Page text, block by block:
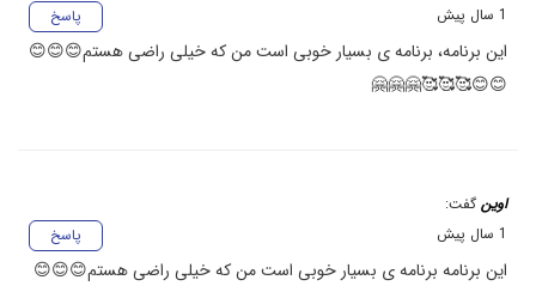
پاسخ
1 سال پیش
این برنامه، برنامه ی بسیار خوبی است من که خیلی راضی هستم😊😊😊
😊😊🥰🥰🥰🤗🤗🤗
اوین گفت:
پاسخ
1 سال پیش
این برنامه برنامه ی بسیار خوبی است من که خیلی راضی هستم😊😊😊